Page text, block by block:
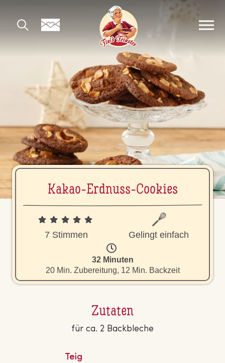
Kakao-Erdnuss-Cookies
7 Stimmen Gelingt einfach
32 Minuten
20 Min. Zubereitung, 12 Min. Backzeit
Zutaten
für ca. 2 Backbleche
Teig